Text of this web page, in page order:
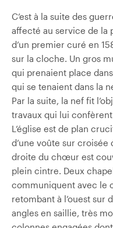
C’est à la suite des
affecté au service de la
d’un premier curé en
sur la cloche. Un gros
qui prenaient place
qui se tenaient dans la
Par la suite, la nef fit
travaux qui lui
L’église est de plan
d’une voûte sur croisée
droite du chœur est
plein cintre. Deux
communiquent avec le
retombant à l’ouest sur
angles en saillie, très